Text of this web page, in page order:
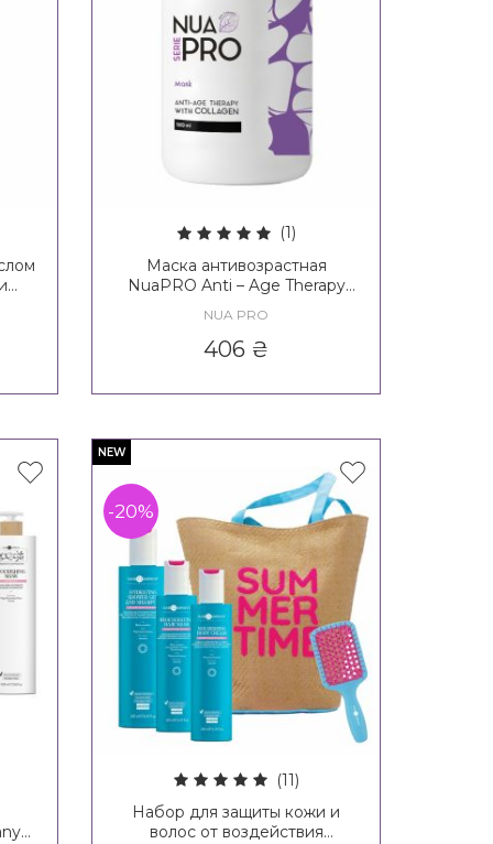
(1)
Маска антивозрастная
NuaPRO Anti – Age Therapy
Formula
NUA PRO
406 ₴
NEW
-20%
(11)
Набор для защиты кожи и
волос от воздействия